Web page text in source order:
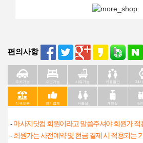
편의사항
주차가능 수면가능 샤워가능 커플할인 24
신규오픈 인기업체 커플실 개인실 단
-마사지닷컴 회원이라고 말씀주셔야 회원가 적
-회원가는 사전예약 및 현금 결제 시 적용되는